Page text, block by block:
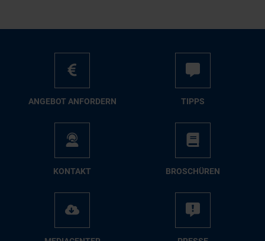
AN­GE­BOT AN­FOR­DERN TIPPS
KON­TAKT BRO­SCHÜ­REN